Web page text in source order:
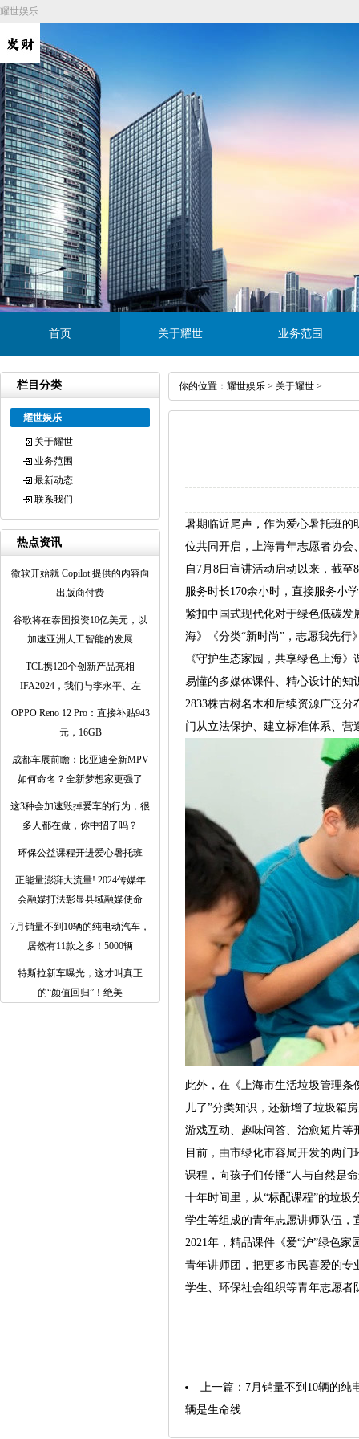
耀世娱乐
首页 关于耀世 业务范围
栏目分类
耀世娱乐
关于耀世
业务范围
最新动态
联系我们
热点资讯
微软开始就 Copilot 提供的内容向
出版商付费
谷歌将在泰国投资10亿美元，以
加速亚洲人工智能的发展
TCL携120个创新产品亮相
IFA2024，我们与李永平、左
OPPO Reno 12 Pro：直接补贴943
元，16GB
成都车展前瞻：比亚迪全新MPV
如何命名？全新梦想家更强了
这3种会加速毁掉爱车的行为，很
多人都在做，你中招了吗？
环保公益课程开进爱心暑托班
正能量澎湃大流量! 2024传媒年
会融媒打法彰显县域融媒使命
7月销量不到10辆的纯电动汽车，
居然有11款之多！5000辆
特斯拉新车曝光，这才叫真正
的“颜值回归”！绝美
你的位置： 耀世娱乐 > 关于耀世 >
暑期临近尾声，作为爱心暑托班
位共同开启，上海青年志愿者协
自7月8日宣讲活动启动以来，截
服务时长170余小时，直接服务小
紧扣中国式现代化对于绿色低碳
海》《分类“新时尚”，志愿我先行
《守护生态家园，共享绿色上海
易懂的多媒体课件、精心设计的
2833株古树名木和后续资源广泛
门从立法保护、建立标准体系、
此外，在《上海市生活垃圾管理条
儿了”分类知识，还新增了垃圾箱
游戏互动、趣味问答、治愈短片等
目前，由市绿化市容局开发的两
课程，向孩子们传播“人与自然是
十年时间里，从“标配课程”的垃
学生等组成的青年志愿讲师队伍，
2021年，精品课件《爱“沪”绿色
青年讲师团，把更多市民喜爱的
学生、环保社会组织等青年志愿
上一篇： 7月销量不到10辆的纯
辆是生命线